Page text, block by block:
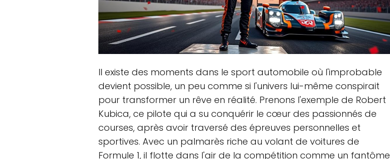
Il existe des moments dans le sport automobile où l'improbable
devient possible, un peu comme si l'univers lui-même conspirait
pour transformer un rêve en réalité. Prenons l'exemple de Robert
Kubica, ce pilote qui a su conquérir le cœur des passionnés de
courses, après avoir traversé des épreuves personnelles et
sportives. Avec un palmarès riche au volant de voitures de
Formule 1, il flotte dans l'air de la compétition comme un fantôme